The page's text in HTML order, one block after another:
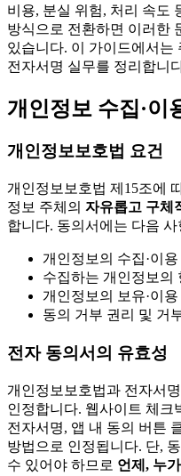
비용, 분실 위험, 처리 속도
방식으로 전환하면 이러한
있습니다. 이 가이드에서는
전자서명 실무를 정리합니
개인정보 수집·이
개인정보보호법 요건
개인정보보호법 제15조에
정보 주체의 자유롭고 구체
합니다. 동의서에는 다음
개인정보의 수집·이용
수집하는 개인정보의
개인정보의 보유·이
동의 거부 권리 및 거
전자 동의서의 유효성
개인정보보호법과 전자서
인정합니다. 웹사이트 체크
전자서명, 앱 내 동의 버튼
방법으로 인정됩니다. 단,
수 있어야 하므로 언제, 누